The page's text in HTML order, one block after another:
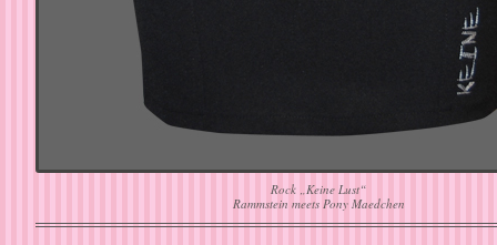
Rock „Keine Lust“
Rammstein meets Pony Maedchen